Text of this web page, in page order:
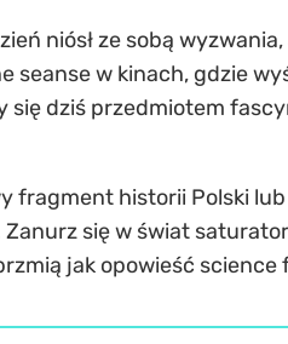
niósł ze sobą
seanse w kinach, gdzie
się dziś przedmiotem
fragment historii Polski
się w świat
jak opowieść